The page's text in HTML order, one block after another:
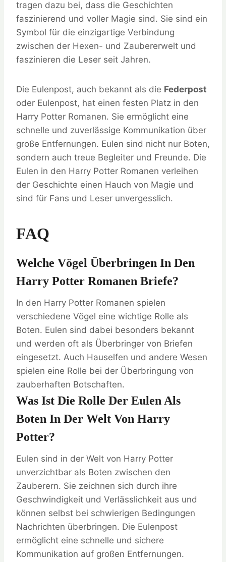
tragen dazu bei, dass die Geschichten
faszinierend und voller Magie sind. Sie sind ein
Symbol für die einzigartige Verbindung
zwischen der Hexen- und Zaubererwelt und
faszinieren die Leser seit Jahren.
Die Eulenpost, auch bekannt als die Federpost
oder Eulenpost, hat einen festen Platz in den
Harry Potter Romanen. Sie ermöglicht eine
schnelle und zuverlässige Kommunikation über
große Entfernungen. Eulen sind nicht nur Boten,
sondern auch treue Begleiter und Freunde. Die
Eulen in den Harry Potter Romanen verleihen
der Geschichte einen Hauch von Magie und
sind für Fans und Leser unvergesslich.
FAQ
Welche Vögel Überbringen In Den
Harry Potter Romanen Briefe?
In den Harry Potter Romanen spielen
verschiedene Vögel eine wichtige Rolle als
Boten. Eulen sind dabei besonders bekannt
und werden oft als Überbringer von Briefen
eingesetzt. Auch Hauselfen und andere Wesen
spielen eine Rolle bei der Überbringung von
zauberhaften Botschaften.
Was Ist Die Rolle Der Eulen Als
Boten In Der Welt Von Harry
Potter?
Eulen sind in der Welt von Harry Potter
unverzichtbar als Boten zwischen den
Zauberern. Sie zeichnen sich durch ihre
Geschwindigkeit und Verlässlichkeit aus und
können selbst bei schwierigen Bedingungen
Nachrichten überbringen. Die Eulenpost
ermöglicht eine schnelle und sichere
Kommunikation auf großen Entfernungen.